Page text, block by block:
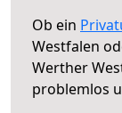
Ob ein
Westfalen
Werther
problemlos